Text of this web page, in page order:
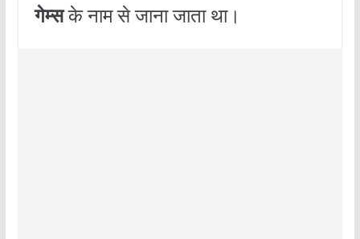
गेम्सके नाम से जाना जाता था।